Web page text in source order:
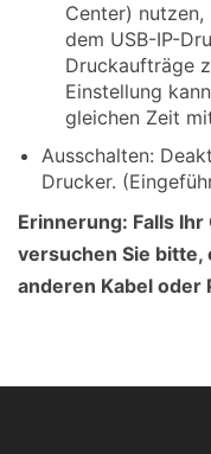
Center)
dem USB-IP-
Druckaufträge
Einstellung
gleichen Zeit
Ausschalten:
Drucker.
Erinnerung: Falls
versuchen Sie bitte,
anderen Kabel oder